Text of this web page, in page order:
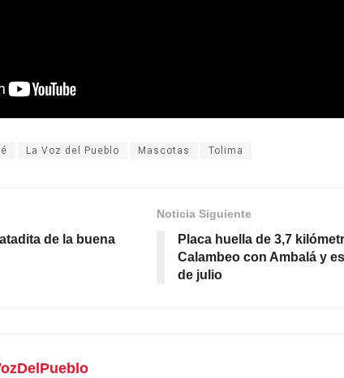
La Voz del Pueblo Mascotas Tolima
de la buena
Noticia Siguiente
Placa huella de 3,7
Calambeo con Ambalá y
de julio